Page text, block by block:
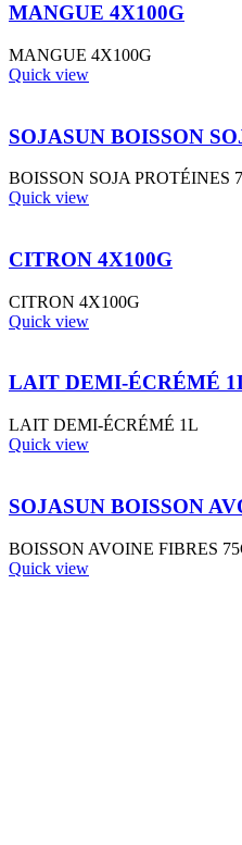
MANGUE 4X100G
MANGUE 4X100G
Quick view
SOJASUN BOISSON
BOISSON SOJA PROTÉINES
Quick view
CITRON 4X100G
CITRON 4X100G
Quick view
LAIT DEMI-ÉCRÉMÉ
LAIT DEMI-ÉCRÉMÉ 1L
Quick view
SOJASUN BOISSON
BOISSON AVOINE FIBRES
Quick view